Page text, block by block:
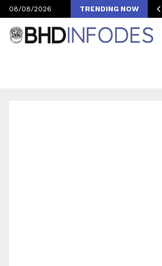
08/08/2026 TRENDING NOW
Merlinovih koncerata